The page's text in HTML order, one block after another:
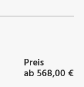
Preis
ab 568,00 €